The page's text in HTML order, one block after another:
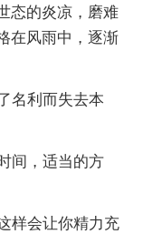
态的炎凉，磨难
在风雨中，逐渐
名利而失去本
间，适当的方
样会让你精力充